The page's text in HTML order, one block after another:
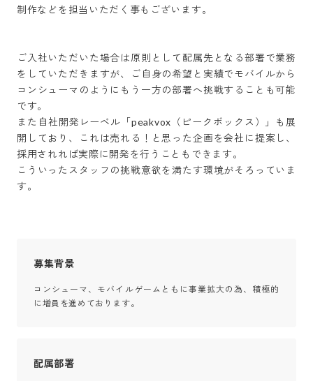
制作などを担当いただく事もございます。
ご入社いただいた場合は原則として配属先となる部署で業務
をしていただきますが、ご自身の希望と実績でモバイルから
コンシューマのようにもう一方の部署へ挑戦することも可能
です。
また自社開発レーベル「peakvox（ピークボックス）」も展
開しており、これは売れる！と思った企画を会社に提案し、
採用されれば実際に開発を行うこともできます。
こういったスタッフの挑戦意欲を満たす環境がそろっていま
す。
募集背景
コンシューマ、モバイルゲームともに事業拡大の為、積極的
に増員を進めております。
配属部署